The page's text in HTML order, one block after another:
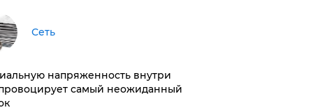
Сеть
напряженность внутри
самый неожиданный